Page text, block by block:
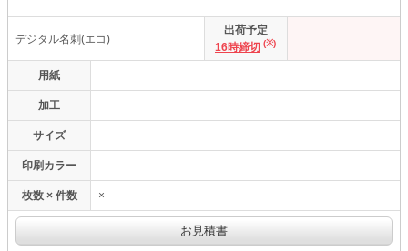
デジタル名刺(エコ)
用紙
加工
サイズ
印刷カラー
枚数 × 件数
出荷予定
16時締切 (※)
×